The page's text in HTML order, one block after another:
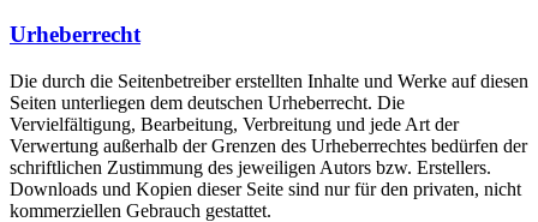
Urheberrecht
Die durch die Seitenbetreiber erstellten Inhalte und Werke auf diesen
Seiten unterliegen dem deutschen Urheberrecht. Die
Vervielfältigung, Bearbeitung, Verbreitung und jede Art der
Verwertung außerhalb der Grenzen des Urheberrechtes bedürfen der
schriftlichen Zustimmung des jeweiligen Autors bzw. Erstellers.
Downloads und Kopien dieser Seite sind nur für den privaten, nicht
kommerziellen Gebrauch gestattet.